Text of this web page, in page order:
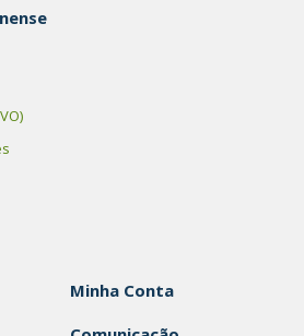
Minha Conta